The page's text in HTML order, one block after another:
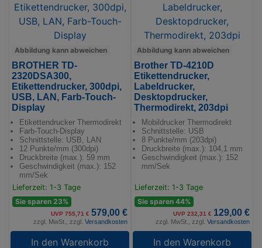
Abbildung kann abweichen
BROTHER TD-
2320DSA300,
Etikettendrucker, 300dpi,
USB, LAN, Farb-Touch-
Display
Etikettendrucker Thermodirekt
Farb-Touch-Display
Schnittstelle: USB, LAN
12 Punkte/mm (300dpi)
Druckbreite (max.): 59 mm
Geschwindigkeit (max.): 152
mm/Sek
Lieferzeit: 1-3 Tage
Sie sparen 23%
UVP 755,71 € 579,00 €
zzgl. MwSt., zzgl. Versandkosten
In den Warenkorb
Abbildung kann abweichen
Brother TD-4210D
Etikettendrucker,
Labeldrucker,
Desktopdrucker,
Thermodirekt, 203dpi
Mobildrucker Thermodirekt
Schnittstelle: USB
8 Punkte/mm (203dpi)
Druckbreite (max.): 104,1 mm
Geschwindigkeit (max.): 152
mm/Sek
Lieferzeit: 1-3 Tage
Sie sparen 44%
UVP 232,31 € 129,00 €
zzgl. MwSt., zzgl. Versandkosten
In den Warenkorb